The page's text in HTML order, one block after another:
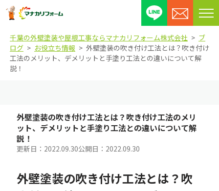
メ
ニ
ー
千葉の外壁塗装や屋根工事ならマナカリフォーム株式会社
ブ
ログ
お役立ち情報
外壁塗装の吹き付け工法とは？吹き付け
工法のメリット、デメリットと手塗り工法との違いについて解
説！
外壁塗装の吹き付け工法とは？吹き付け工法のメリ
ット、デメリットと手塗り工法との違いについて解
説！
更新日： 2022.09.30公開日： 2022.09.30
外壁塗装の吹き付け工法とは？吹